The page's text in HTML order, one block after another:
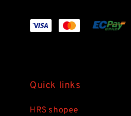
Quick links
HRS shopee